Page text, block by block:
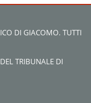
DI GIACOMO. TUTTI
TRIBUNALE DI